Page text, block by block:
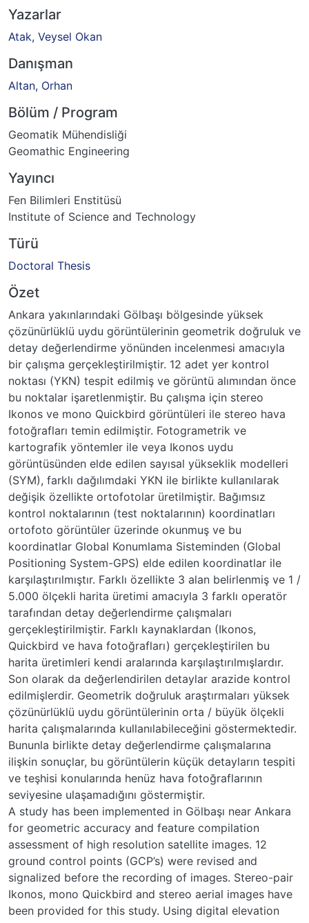
Yazarlar
Atak, Veysel Okan
Danışman
Altan, Orhan
Bölüm / Program
Geomatik Mühendisliği
Geomathic Engineering
Yayıncı
Fen Bilimleri Enstitüsü
Institute of Science and Technology
Türü
Doctoral Thesis
Özet
Ankara yakınlarındaki Gölbaşı bölgesinde yüksek
çözünürlüklü uydu görüntülerinin geometrik doğruluk ve
detay değerlendirme yönünden incelenmesi amacıyla
bir çalışma gerçekleştirilmiştir. 12 adet yer kontrol
noktası (YKN) tespit edilmiş ve görüntü alımından önce
bu noktalar işaretlenmiştir. Bu çalışma için stereo
Ikonos ve mono Quickbird görüntüleri ile stereo hava
fotoğrafları temin edilmiştir. Fotogrametrik ve
kartografik yöntemler ile veya Ikonos uydu
görüntüsünden elde edilen sayısal yükseklik modelleri
(SYM), farklı dağılımdaki YKN ile birlikte kullanılarak
değişik özellikte ortofotolar üretilmiştir. Bağımsız
kontrol noktalarının (test noktalarının) koordinatları
ortofoto görüntüler üzerinde okunmuş ve bu
koordinatlar Global Konumlama Sisteminden (Global
Positioning System-GPS) elde edilen koordinatlar ile
karşılaştırılmıştır. Farklı özellikte 3 alan belirlenmiş ve 1 /
5.000 ölçekli harita üretimi amacıyla 3 farklı operatör
tarafından detay değerlendirme çalışmaları
gerçekleştirilmiştir. Farklı kaynaklardan (Ikonos,
Quickbird ve hava fotoğrafları) gerçekleştirilen bu
harita üretimleri kendi aralarında karşılaştırılmışlardır.
Son olarak da değerlendirilen detaylar arazide kontrol
edilmişlerdir. Geometrik doğruluk araştırmaları yüksek
çözünürlüklü uydu görüntülerinin orta / büyük ölçekli
harita çalışmalarında kullanılabileceğini göstermektedir.
Bununla birlikte detay değerlendirme çalışmalarına
ilişkin sonuçlar, bu görüntülerin küçük detayların tespiti
ve teşhisi konularında henüz hava fotoğraflarının
seviyesine ulaşamadığını göstermiştir.
A study has been implemented in Gölbaşı near Ankara
for geometric accuracy and feature compilation
assessment of high resolution satellite images. 12
ground control points (GCP’s) were revised and
signalized before the recording of images. Stereo-pair
Ikonos, mono Quickbird and stereo aerial images have
been provided for this study. Using digital elevation